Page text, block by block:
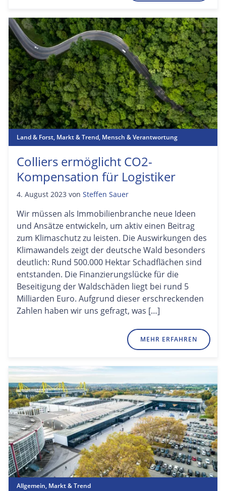
Land & Forst, Markt & Trend, Mensch & Verantwortung
Colliers ermöglicht CO2-
Kompensation für Logistiker
4. August 2023 von Steffen Sauer
Wir müssen als Immobilienbranche neue Ideen
und Ansätze entwickeln, um aktiv einen Beitrag
zum Klimaschutz zu leisten. Die Auswirkungen des
Klimawandels zeigt der deutsche Wald besonders
deutlich: Rund 500.000 Hektar Schadflächen sind
entstanden. Die Finanzierungslücke für die
Beseitigung der Waldschäden liegt bei rund 5
Milliarden Euro. Aufgrund dieser erschreckenden
Zahlen haben wir uns gefragt, was […]
MEHR ERFAHREN
Allgemein, Markt & Trend